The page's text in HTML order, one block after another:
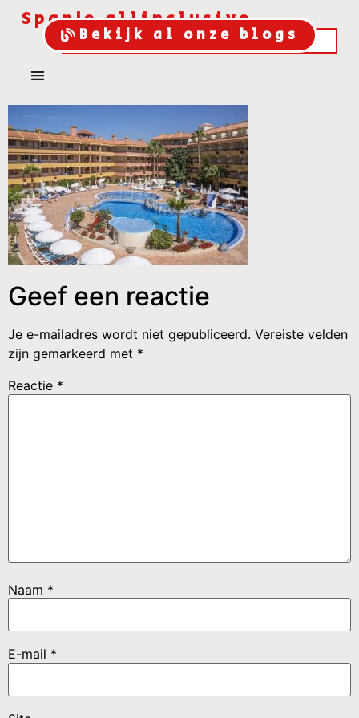
Spanje allinclusive
Bekijk al onze blogs
Geef een reactie
Je e-mailadres wordt niet gepubliceerd. Vereiste velden
zijn gemarkeerd met *
Reactie *
Naam *
E-mail *